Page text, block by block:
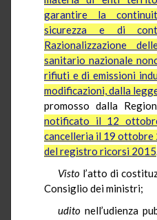
garantire la
sicurezza e di
Razionalizzazione
sanitario nazionale
rifiuti e di emissioni
modificazioni, dalla
promosso dalla
notificato il 12
cancelleria il 19 ottobre
del registro ricorsi 2015
Visto l’atto di
Consiglio dei ministri;
udito nell’udienza